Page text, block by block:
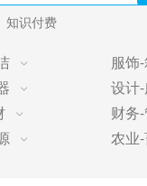
知识付费
服饰
设计
财务
农业